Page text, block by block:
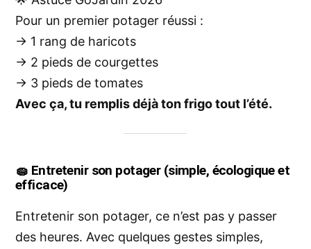
Pour un premier potager réussi :
→ 1 rang de haricots
→ 2 pieds de courgettes
→ 3 pieds de tomates
Avec ça, tu remplis déjà ton frigo tout l’été.
🧽 Entretenir son potager (simple, écologique et
efficace)
Entretenir son potager, ce n’est pas y passer
des heures. Avec quelques gestes simples,